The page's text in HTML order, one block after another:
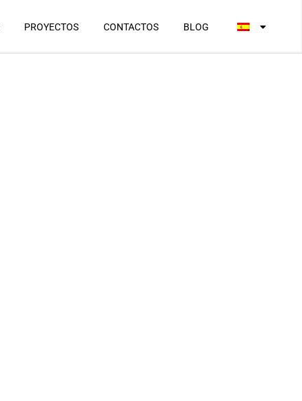
PROYECTOS CONTACTOS BLOG